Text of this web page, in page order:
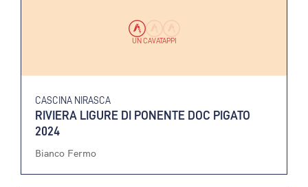
UN CAVATAPPI
CASCINA NIRASCA
RIVIERA LIGURE DI PONENTE DOC PIGATO
2024
Bianco Fermo